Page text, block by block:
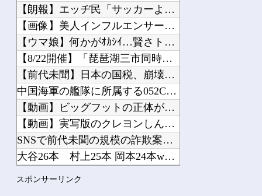
Powered by livedoor 相互RSS
【朗報】エッヂ民「サッカーより面白いスポーツある？」→野球v...
【画像】美人インフルエンサーさん「20歳でアルファード一括で...
【ウマ娘】何かがｵｶｼｲ…賢さトレーニング（早押しクイズ）他
【8/22開催】「琵琶湖三市同時花火大会」、各市公式「そんな...
【前代未聞】日本の国税、崩壊→去年、懲戒処分37人 今年は3...
中国海軍の艦隊に所属する052C型ミサイル駆逐艦「長春」と0...
【動画】ビッグフットの正体が判明他
【動画】実写版のクレヨンしんちゃん、バズりすぎて80万いいね...
SNSで前代未聞の規模の詐欺案件が発生、自治体3市が異例の声...
大谷26本 村上25本 岡本24本wwwwwwwww他
スポンサーリンク